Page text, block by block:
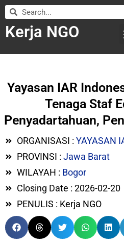
Kerja NGO
Yayasan IAR
Tenaga Staf
Penyadartahuan,
ORGANISASI : YAYASAN
PROVINSI : Jawa Barat
WILAYAH : Bogor
Closing Date : 2026-02-20
PENULIS : Kerja NGO